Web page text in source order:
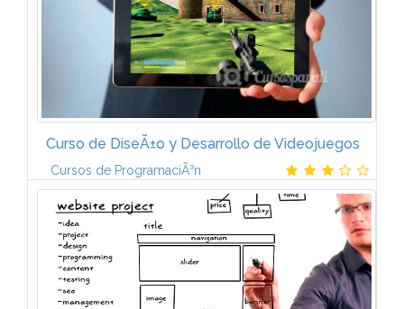
Curso de DiseÃ±o y Desarrollo de Videojuegos
Cursos de ProgramaciÃ³n
El videojuego: evoluciÃ³n y mercado OrÃ­genes
tÃ©cnicos y culturales de los videojuegos.
EvoluciÃ³n de la industria del videojuego. Internet y
su impacto en...